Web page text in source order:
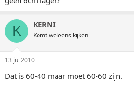
K KERNI
Komt weleens kijken
13 jul 2010
Dat is 60-40 maar moet 60-60 zijn.